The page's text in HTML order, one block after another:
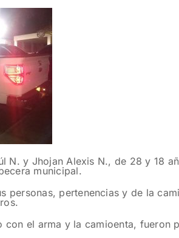
y Jhojan Alexis N., de 28 y 18
municipal.
personas, pertenencias y de la
el arma y la camioenta, fueron